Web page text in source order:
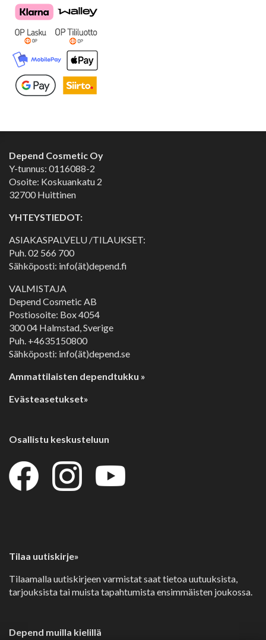
Depend Cosmetic Oy
Y-tunnus: 0116088-2
Osoite: Koskuankatu 2
32700 Huittinen
YHTEYSTIEDOT:
ASIAKASPALVELU /TILAUKSET:
Puh.02 566 700
Sähköposti: info(ät)depend.fi
VALMISTAJA
Depend Cosmetic AB
Postiosoite: Box 4054
300 04 Halmstad, Sverige
Puh. +4635150800
Sähköposti: info(ät)depend.se
Ammattilaisten dependtukku »
Evästeasetukset»
Osallistu keskusteluun
Tilaa uutiskirje»
Tilaamalla uutiskirjeen varmistat saat tietoa uutuuksista,
tarjouksista tai muista tapahtumista ensimmäisten joukossa.
Depend muilla kielillä